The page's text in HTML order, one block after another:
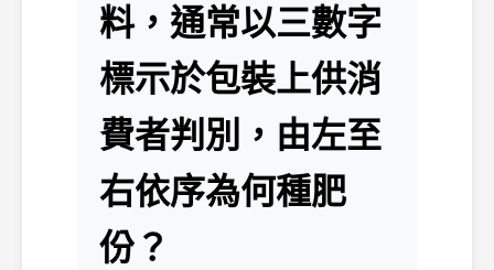
料，通常以三數字
標示於包裝上供消
費者判別，由左至
右依序為何種肥
份？